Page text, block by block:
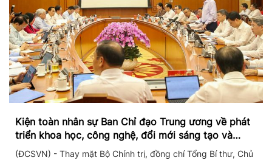
Kiện toàn nhân sự Ban Chỉ đạo Trung ương về phát
triển khoa học, công nghệ, đổi mới sáng tạo và
chuyển đổi số
(ĐCSVN) - Thay mặt Bộ Chính trị, đồng chí Tổng Bí thư, Chủ